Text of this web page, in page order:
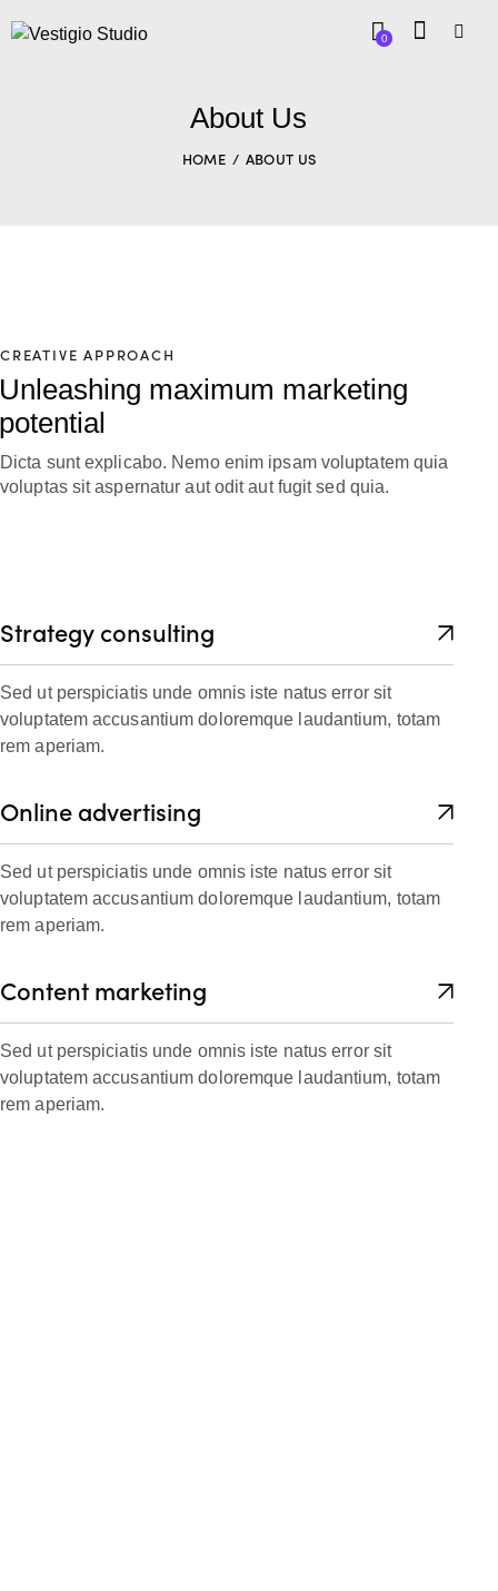
0
About Us
HOME ABOUT US
CREATIVE APPROACH
Unleashing maximum marketing
potential
Dicta sunt explicabo. Nemo enim ipsam voluptatem quia
voluptas sit aspernatur aut odit aut fugit sed quia.
Strategy consulting
Sed ut perspiciatis unde omnis iste natus error sit
voluptatem accusantium doloremque laudantium, totam
rem aperiam.
Online advertising
Sed ut perspiciatis unde omnis iste natus error sit
voluptatem accusantium doloremque laudantium, totam
rem aperiam.
Content marketing
Sed ut perspiciatis unde omnis iste natus error sit
voluptatem accusantium doloremque laudantium, totam
rem aperiam.